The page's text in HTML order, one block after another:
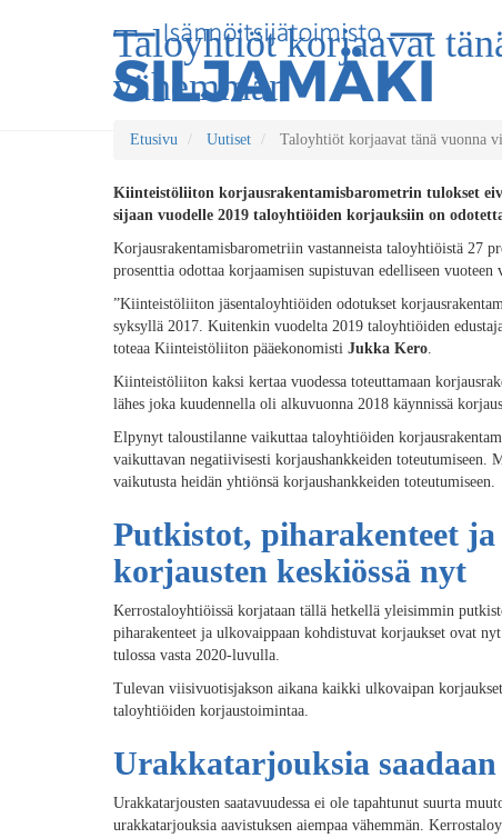
Taloyhtiöt korjaavat
vähemmän
Etusivu Uutiset Taloyhtiöt korjaavat tänä vuonna
Kiinteistöliiton korjausrakentamisbarometrin tulokset
sijaan vuodelle 2019 taloyhtiöiden korjauksiin on
Korjausrakentamisbarometriin vastanneista taloyhtiöistä 27
prosenttia odottaa korjaamisen supistuvan edelliseen vuoteen
”Kiinteistöliiton jäsentaloyhtiöiden odotukset
syksyllä 2017. Kuitenkin vuodelta 2019 taloyhtiöiden
toteaa Kiinteistöliiton pääekonomisti Jukka Kero.
Kiinteistöliiton kaksi kertaa vuodessa toteuttamaan
lähes joka kuudennella oli alkuvuonna 2018 käynnissä
Elpynyt taloustilanne vaikuttaa taloyhtiöiden
vaikuttavan negatiivisesti korjaushankkeiden
vaikutusta heidän yhtiönsä korjaushankkeiden toteutumiseen.
Putkistot, piharakenteet
korjausten keskiössä nyt
Kerrostaloyhtiöissä korjataan tällä hetkellä yleisimmin
piharakenteet ja ulkovaippaan kohdistuvat korjaukset ovat
tulossa vasta 2020-luvulla.
Tulevan viisivuotisjakson aikana kaikki ulkovaipan
taloyhtiöiden korjaustoimintaa.
Urakkatarjouksia
Urakkatarjousten saatavuudessa ei ole tapahtunut suurta
urakkatarjouksia aavistuksen aiempaa vähemmän.